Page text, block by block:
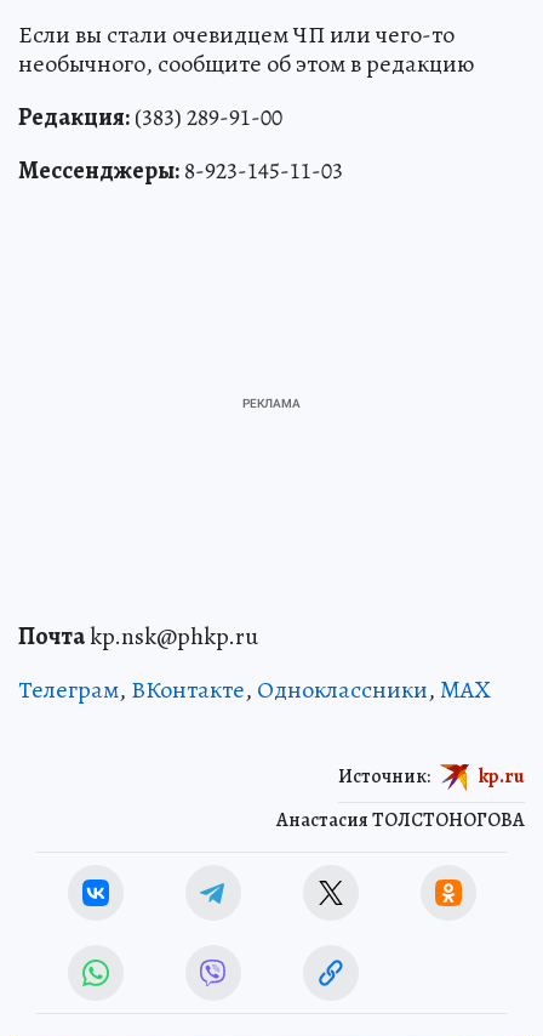
Если вы стали очевидцем ЧП или чего-то
необычного, сообщите об этом в редакцию
Редакция:(383) 289-91-00
Мессенджеры:8-923-145-11-03
Почтаkp.nsk@phkp.ru
Телеграм, ВКонтакте, Одноклассники,MAX
Анастасия ТОЛСТОНОГОВА
Источник: kp.ru